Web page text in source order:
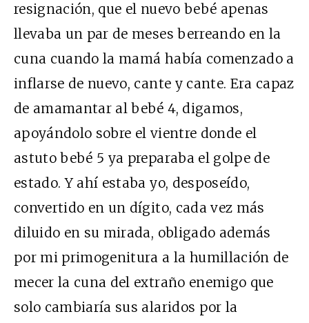
resignación, que el nuevo bebé apenas
llevaba un par de meses berreando en la
cuna cuando la mamá había comenzado a
inflarse de nuevo, cante y cante. Era capaz
de amamantar al bebé 4, digamos,
apoyándolo sobre el vientre donde el
astuto bebé 5 ya preparaba el golpe de
estado. Y ahí estaba yo, desposeído,
convertido en un dígito, cada vez más
diluido en su mirada, obligado además
por mi primogenitura a la humillación de
mecer la cuna del extraño enemigo que
solo cambiaría sus alaridos por la